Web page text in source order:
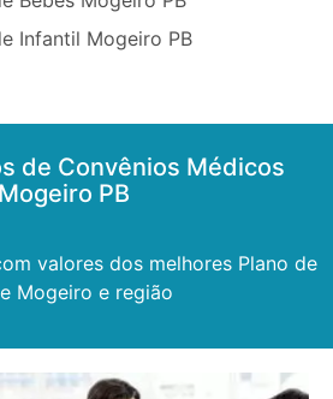
Infantil Mogeiro PB
de Convênios Médicos
Mogeiro PB
valores dos melhores Plano de
Mogeiro e região